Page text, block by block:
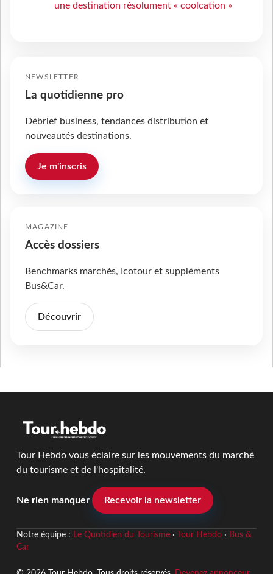
une destination résolument « coolcation »
NEWSLETTER
La quotidienne pro
Débrief business, tendances distribution et
nouveautés destinations.
Je m'inscris
MAGAZINE
Accès dossiers
Benchmarks marchés, Icotour et suppléments
Bus&Car.
Découvrir
Tour Hebdo vous éclaire sur les mouvements du marché
du tourisme et de l'hospitalité.
Ne rien manquer Recevoir la newsletter
Notre équipe : Le Quotidien du Tourisme· Tour Hebdo· Bus &
Car